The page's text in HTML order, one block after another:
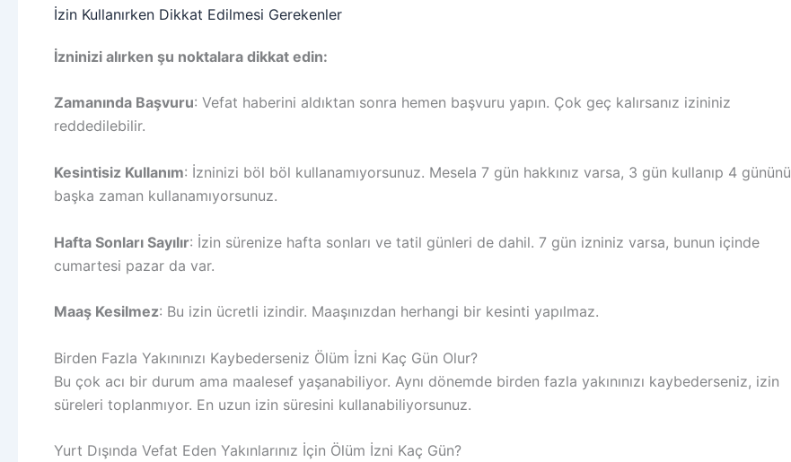
İzin Kullanırken Dikkat Edilmesi Gerekenler
İzninizi alırken şu noktalara dikkat edin:
Zamanında Başvuru: Vefat haberini aldıktan sonra hemen başvuru yapın. Çok geç kalırsanız izininiz
reddedilebilir.
Kesintisiz Kullanım: İzninizi böl böl kullanamıyorsunuz. Mesela 7 gün hakkınız varsa, 3 gün kullanıp 4 gününü
başka zaman kullanamıyorsunuz.
Hafta Sonları Sayılır: İzin sürenize hafta sonları ve tatil günleri de dahil. 7 gün izniniz varsa, bunun içinde
cumartesi pazar da var.
Maaş Kesilmez: Bu izin ücretli izindir. Maaşınızdan herhangi bir kesinti yapılmaz.
Birden Fazla Yakınınızı Kaybederseniz Ölüm İzni Kaç Gün Olur?
Bu çok acı bir durum ama maalesef yaşanabiliyor. Aynı dönemde birden fazla yakınınızı kaybederseniz, izin
süreleri toplanmıyor. En uzun izin süresini kullanabiliyorsunuz.
Yurt Dışında Vefat Eden Yakınlarınız İçin Ölüm İzni Kaç Gün?